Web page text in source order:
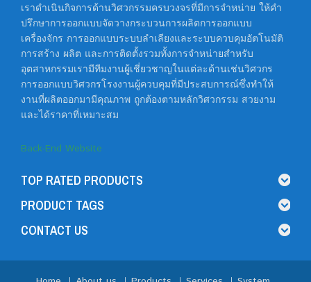
เราดำเนินกิจการด้านวิศวกรรมครบวงจรที่มีการจำหน่าย ให้คำ
ปรึกษาการออกแบบจัดวางกระบวนการผลิตการออกแบบ
เครื่องจักร การออกแบบระบบลำเลียงและระบบควบคุมอัตโนมัติ
การสร้าง ผลิต และการติดตั้งรวมทั้งการจำหน่ายสำหรับ
อุตสาหกรรมเรามีทีมงานผู้เชี่ยวชาญในแต่ละด้านเช่นวิศวกร
การออกแบบวิศวกรโรงงานผู้ควบคุมที่มีประสบการณ์ซึ่งทำให้
งานที่ผลิตออกมามีคุณภาพ ถูกต้องตามหลักวิศวกรรม สวยงาม
และได้ราคาที่เหมาะสม
Back-End Website
TOP RATED PRODUCTS
PRODUCT TAGS
CONTACT US